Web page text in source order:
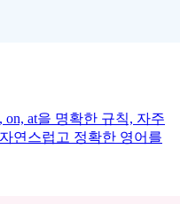
at을 명확한 규칙, 자주
연스럽고 정확한 영어를